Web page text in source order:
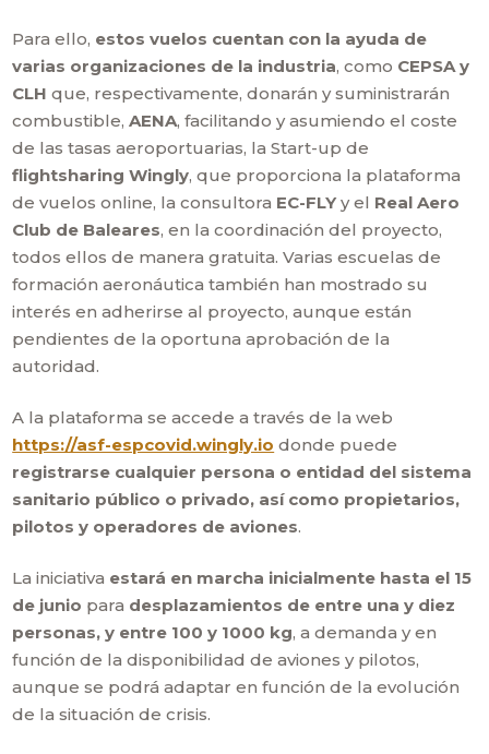
Para ello, estos vuelos cuentan con la ayuda de
varias organizaciones de la industria, como CEPSA y
CLH que, respectivamente, donarán y suministrarán
combustible,AENA, facilitando y asumiendo el coste
de las tasas aeroportuarias, la Start-up de
flightsharing Wingly, que proporciona la plataforma
de vuelos online, la consultora EC-FLYy el Real Aero
Club de Baleares, en la coordinación del proyecto,
todos ellos de manera gratuita. Varias escuelas de
formación aeronáutica también han mostrado su
interés en adherirse al proyecto, aunque están
pendientes de la oportuna aprobación de la
autoridad.
A la plataforma se accede a través de la web
https://asf-espcovid.wingly.io donde puede
registrarse cualquier persona o entidad del sistema
sanitario público o privado, así como propietarios,
pilotos y operadores de aviones.
La iniciativa estará en marcha inicialmente hasta el 15
de junio para desplazamientos de entre una y diez
personas, y entre 100 y 1000 kg, a demanda y en
función de la disponibilidad de aviones y pilotos,
aunque se podrá adaptar en función de la evolución
de la situación de crisis.